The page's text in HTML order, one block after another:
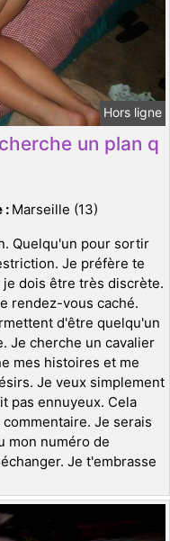
Hors ligne
un plan q
: Marseille (13)
Quelqu'un pour sortir
Je préfère te
dois être très discrète.
rendez-vous caché.
d'être quelqu'un
Je cherche un cavalier
mes histoires et me
Je veux simplement
pas ennuyeux. Cela
Je serais
mon numéro de
Je t'embrasse